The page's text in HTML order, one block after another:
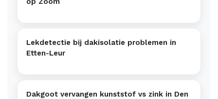
Lekdetectie bij dakisolatie problemen in
Etten-Leur
Dakgoot vervangen kunststof vs zink in Den